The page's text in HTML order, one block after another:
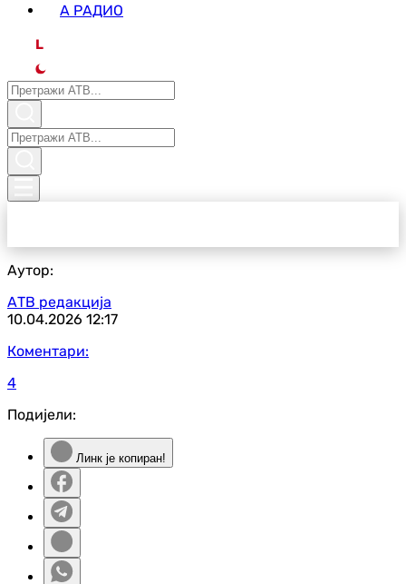
А РАДИО
L
Аутор:
АТВ редакција
10.04.2026 12:17
Коментари:
4
Подијели:
Линк је копиран!